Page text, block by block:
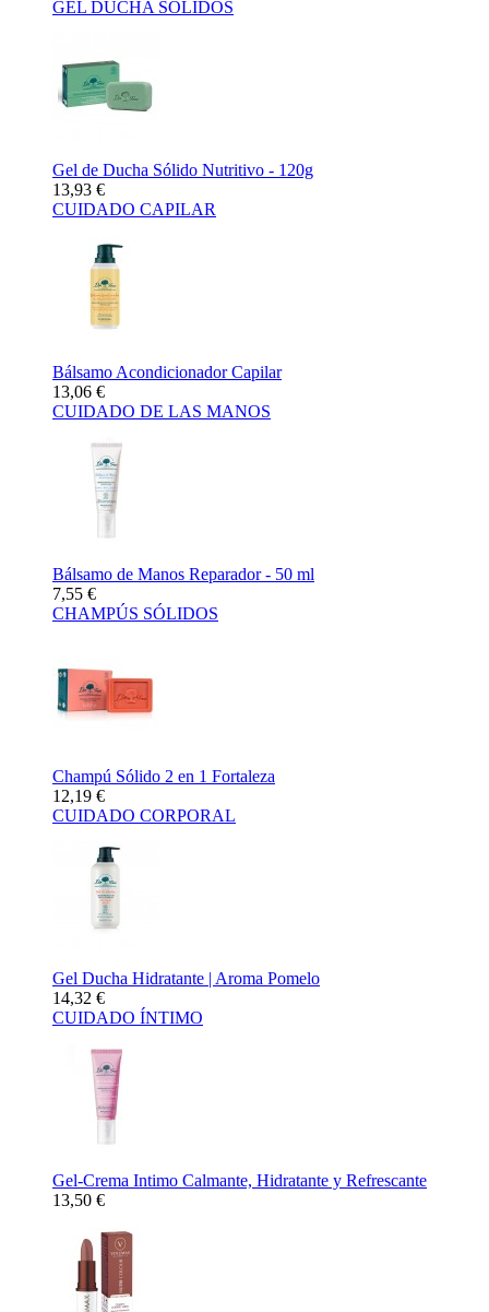
GEL DUCHA SÓLIDOS
Gel de Ducha Sólido Nutritivo - 120g
13,93 €
CUIDADO CAPILAR
Bálsamo Acondicionador Capilar
13,06 €
CUIDADO DE LAS MANOS
Bálsamo de Manos Reparador - 50 ml
7,55 €
CHAMPÚS SÓLIDOS
Champú Sólido 2 en 1 Fortaleza
12,19 €
CUIDADO CORPORAL
Gel Ducha Hidratante | Aroma Pomelo
14,32 €
CUIDADO ÍNTIMO
Gel-Crema Intimo Calmante, Hidratante y Refrescante
13,50 €